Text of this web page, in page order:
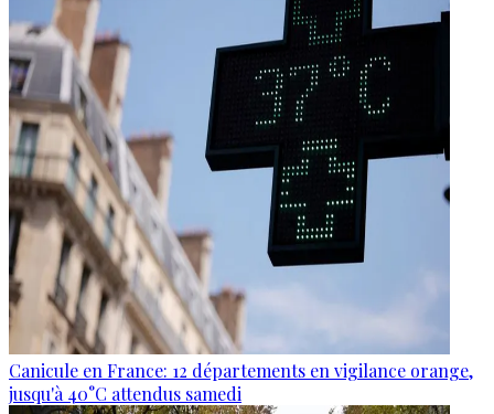
Canicule en France: 12 départements en vigilance orange,
jusqu'à 40°C attendus samedi